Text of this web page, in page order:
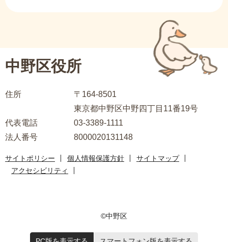
ゲ
シ
ン
こ
ま
中野区役所
住所
〒164-8501
東京都中野区中野四丁目11番19号
代表電話
03-3389-1111
法人番号
8000020131148
サイトポリシー 個人情報保護方針
サイトマップ
アクセシビリティ
©中野区